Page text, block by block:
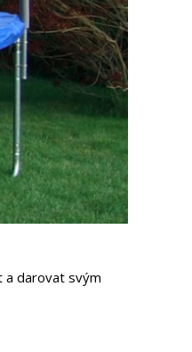
a darovat svým